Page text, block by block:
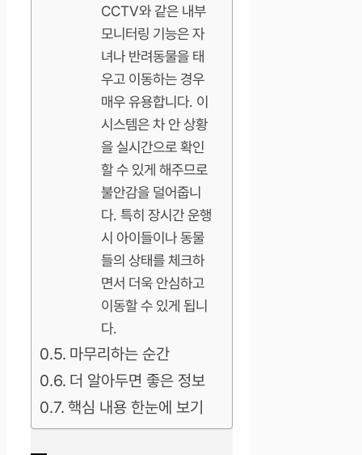
CCTV와 같은 내부
모니터링 기능은 자
녀나 반려동물을 태
우고 이동하는 경우
매우 유용합니다. 이
시스템은 차 안 상황
을 실시간으로 확인
할 수 있게 해주므로
불안감을 덜어줍니
다. 특히 장시간 운행
시 아이들이나 동물
들의 상태를 체크하
면서 더욱 안심하고
이동할 수 있게 됩니
다.
마무리하는 순간
더 알아두면 좋은 정보
핵심 내용 한눈에 보기